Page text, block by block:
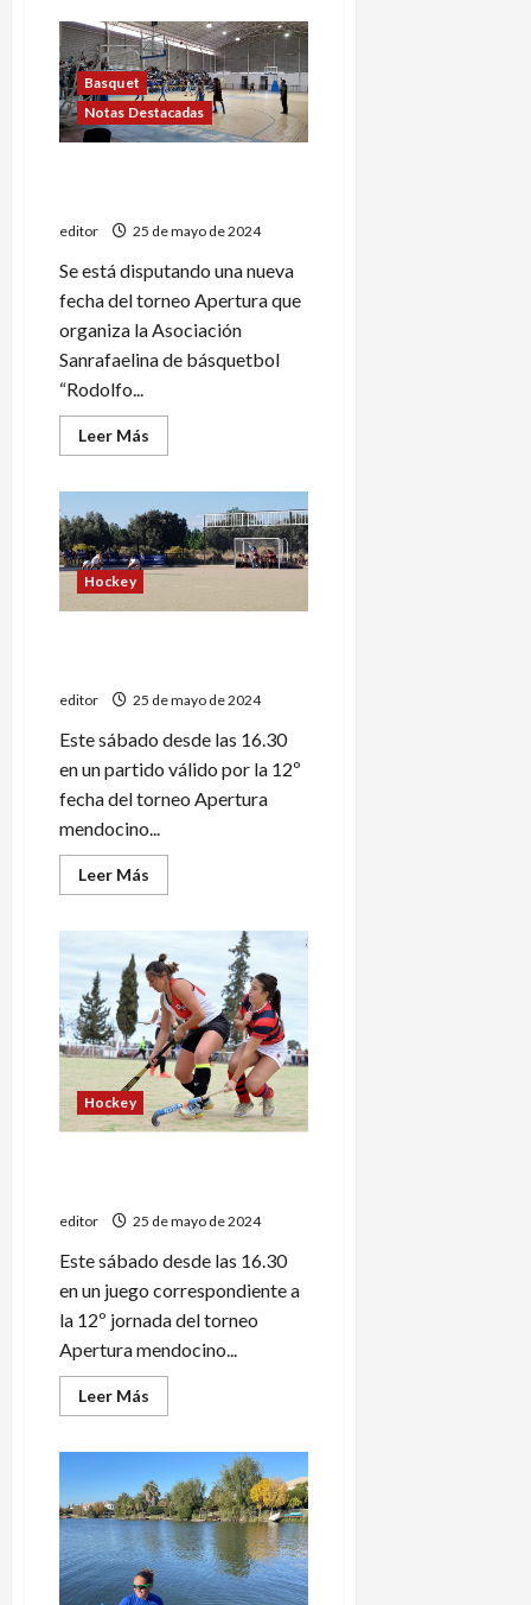
Torneo
Argentino
de
handball:
¡¡Ascendió
San
Rafael!!
Basquet
Notas Destacadas
editor 25 de mayo de 2024
Se está disputando una nueva
fecha del torneo Apertura que
organiza la Asociación
Sanrafaelina de básquetbol
“Rodolfo...
Leer Más
más
y
uno,
pasar
y
de
Hockey
editor 25 de mayo de 2024
Este sábado desde las 16.30
en un partido válido por la 12º
fecha del torneo Apertura
mendocino...
Leer Más
más
Mendocino:
Maristas
visita
a
Peumayén
Hockey
editor 25 de mayo de 2024
Este sábado desde las 16.30
en un juego correspondiente a
la 12º jornada del torneo
Apertura mendocino...
Leer Más
más
Jorge
enfrenta
a
Los
Tordos,
líder
del
Apertura